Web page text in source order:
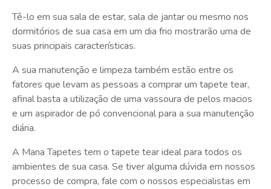
Tê-lo em sua sala de estar, sala de jantar ou mesmo nos
dormitórios de sua casa em um dia frio mostrarão uma de
suas principais características.
A sua manutenção e limpeza também estão entre os
fatores que levam as pessoas a comprar um tapete tear,
afinal basta a utilização de uma vassoura de pelos macios
e um aspirador de pó convencional para a sua manutenção
diária.
A Mana Tapetes tem o tapete tear ideal para todos os
ambientes de sua casa. Se tiver alguma dúvida em nossos
processo de compra, fale com o nossos especialistas em